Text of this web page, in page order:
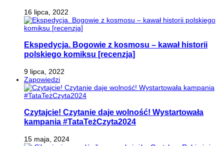
16 lipca, 2022
Ekspedycja. Bogowie z kosmosu – kawał historii
polskiego komiksu [recenzja]
9 lipca, 2022
Zapowiedzi
Czytajcie! Czytanie daje wolność! Wystartowała
kampania #TataTeżCzyta2024
15 maja, 2024